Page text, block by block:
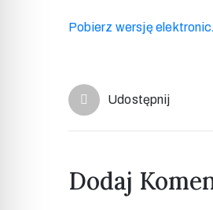
Pobierz wersję
Udostępnij
Dodaj